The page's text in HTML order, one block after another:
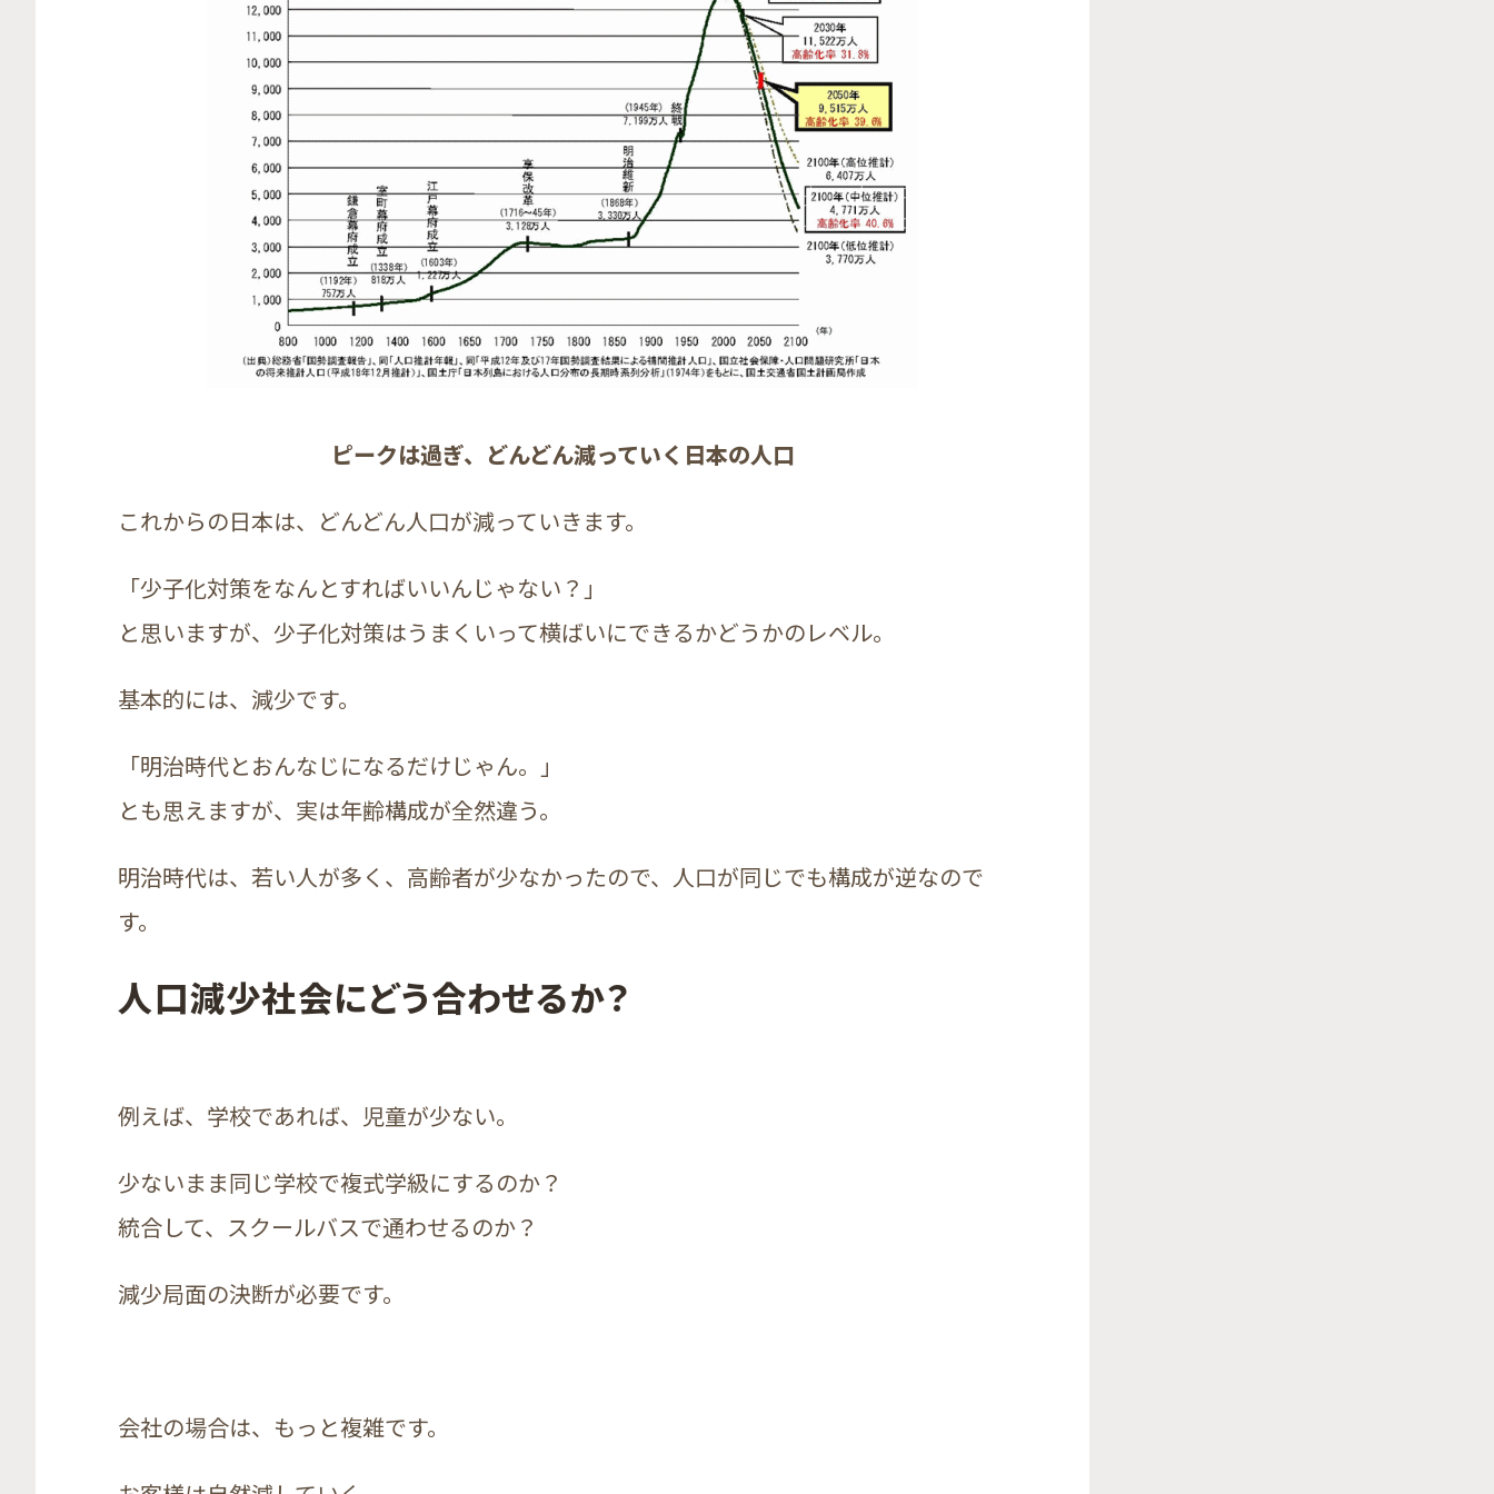
ピークは過ぎ、どんどん減っていく日本の人口
これからの日本は、どんどん人口が減っていきます。
「少子化対策をなんとすればいいんじゃない？」
と思いますが、少子化対策はうまくいって横ばいにできるかどうかのレベル。
基本的には、減少です。
「明治時代とおんなじになるだけじゃん。」
とも思えますが、実は年齢構成が全然違う。
明治時代は、若い人が多く、高齢者が少なかったので、人口が同じでも構成が逆なので
す。
人口減少社会にどう合わせるか？
例えば、学校であれば、児童が少ない。
少ないまま同じ学校で複式学級にするのか？
統合して、スクールバスで通わせるのか？
減少局面の決断が必要です。
会社の場合は、もっと複雑です。